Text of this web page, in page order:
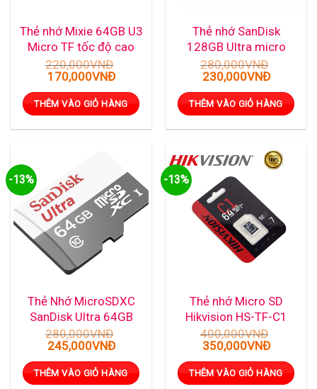
Thẻ nhớ Mixie 64GB U3
Micro TF tốc độ cao
95Mb/s
220,000VNĐ
Giá
là:
220,000VNĐ.
170,000VNĐGiá
tại
là:
THÊM VÀO GIỎ HÀNG
Thẻ nhớ SanDisk
128GB Ultra micro
SDXC C10 UHS-1
100MB/s SDSQUNR-
128G-GN3MN
280,000VNĐ
Giá
là:
280,000VNĐ.
230,000VNĐGiá
tại
là:
THÊM VÀO GIỎ HÀNG
-13%
Thẻ Nhớ MicroSDXC
SanDisk Ultra 64GB
100MB/s 667x
SDSQUNR-064G-
GN3MN
280,000VNĐ
Giá
là:
280,000VNĐ.
245,000VNĐGiá
tại
là:
THÊM VÀO GIỎ HÀNG
-13%
Thẻ nhớ Micro SD
Hikvision HS-TF-C1
64Gb Class 10 Read
92MB/s
400,000VNĐ
Giá
là:
400,000VNĐ.
350,000VNĐGiá
tại
là:
THÊM VÀO GIỎ HÀNG